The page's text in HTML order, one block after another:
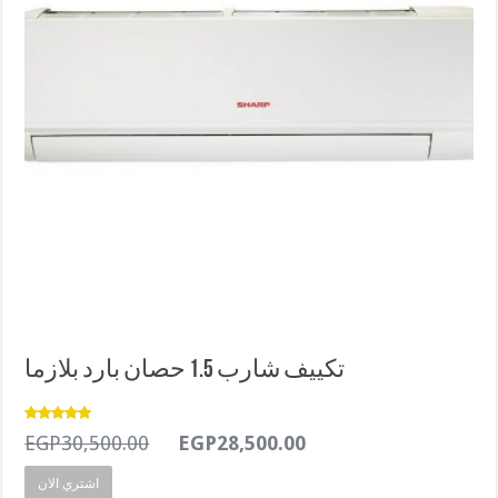
تكييف شارب 1.5 حصان بارد بلازما
Rated5.00
out of 5
EGP30,500.00
Original
EGP28,500.00
اشتري الان